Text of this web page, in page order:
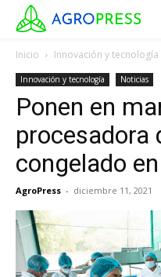
Inicio Innovación y tecnología
Innovación y tecnología Noticias
Ponen en
procesadora
congelado
AgroPress - diciembre 11, 2021